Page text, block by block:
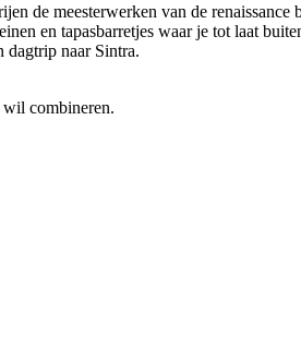
de meesterwerken van de
en tapasbarretjes waar je tot laat
dagtrip naar Sintra.
combineren.